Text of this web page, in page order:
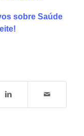
sobre Saúde